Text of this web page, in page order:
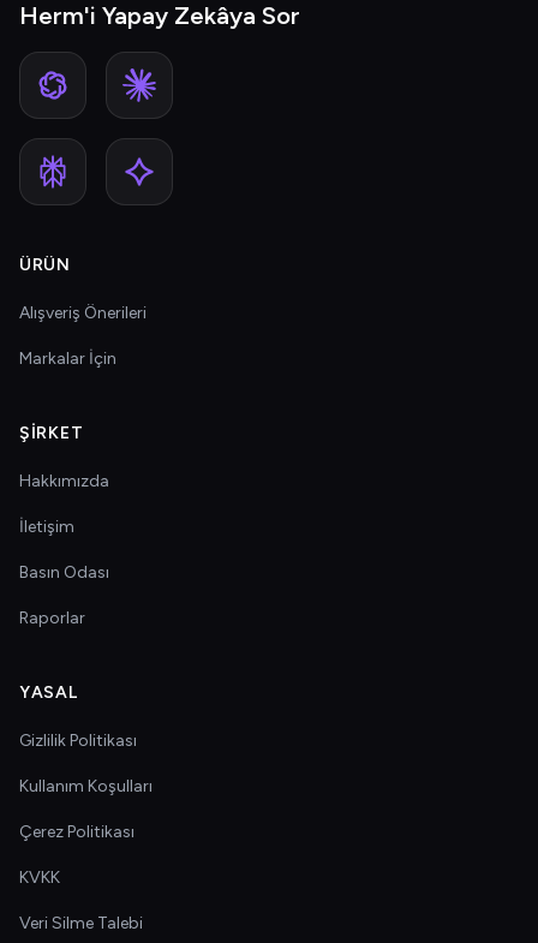
Herm'i Yapay Zekâya Sor
ÜRÜN
Alışveriş Önerileri
Markalar İçin
ŞIRKET
Hakkımızda
İletişim
Basın Odası
Raporlar
YASAL
Gizlilik Politikası
Kullanım Koşulları
Çerez Politikası
KVKK
Veri Silme Talebi